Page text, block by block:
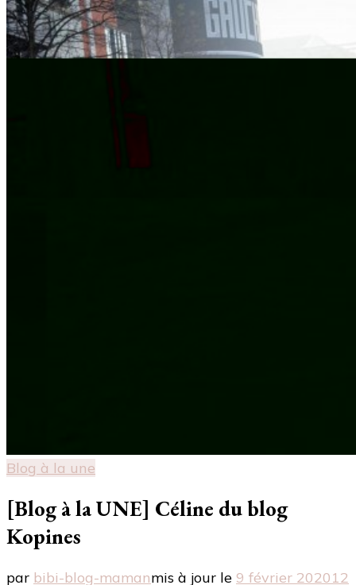
Blog à la une
[Blog à la UNE] Céline du blog
Kopines
par bibi-blog-mamanmis à jour le 9 février 202012